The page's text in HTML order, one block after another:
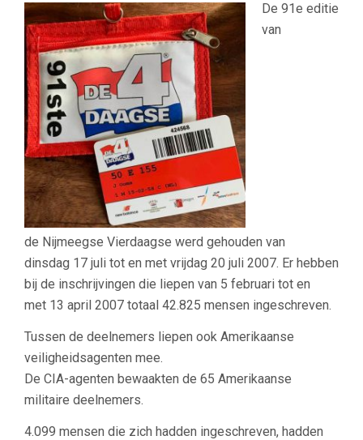
De 91e editie
van
de Nijmeegse Vierdaagse werd gehouden van
dinsdag 17 juli tot en met vrijdag 20 juli 2007. Er hebben
bij de inschrijvingen die liepen van 5 februari tot en
met 13 april 2007 totaal 42.825 mensen ingeschreven.
Tussen de deelnemers liepen ook Amerikaanse
veiligheidsagenten mee.
De CIA-agenten bewaakten de 65 Amerikaanse
militaire deelnemers.
4.099 mensen die zich hadden ingeschreven, hadden